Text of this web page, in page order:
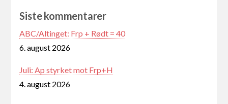
Siste kommentarer
ABC/Altinget: Frp + Rødt = 40
6. august 2026
Juli: Ap styrket mot Frp+H
4. august 2026